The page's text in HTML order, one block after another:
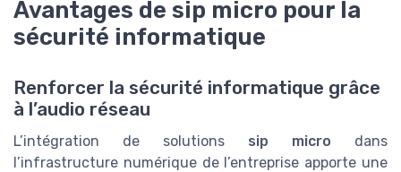
Avantages de sip micro pour la
sécurité informatique
Renforcer la sécurité informatique grâce
à l’audio réseau
L’intégration de solutions sip micro dans
l’infrastructure numérique de l’entreprise apporte une